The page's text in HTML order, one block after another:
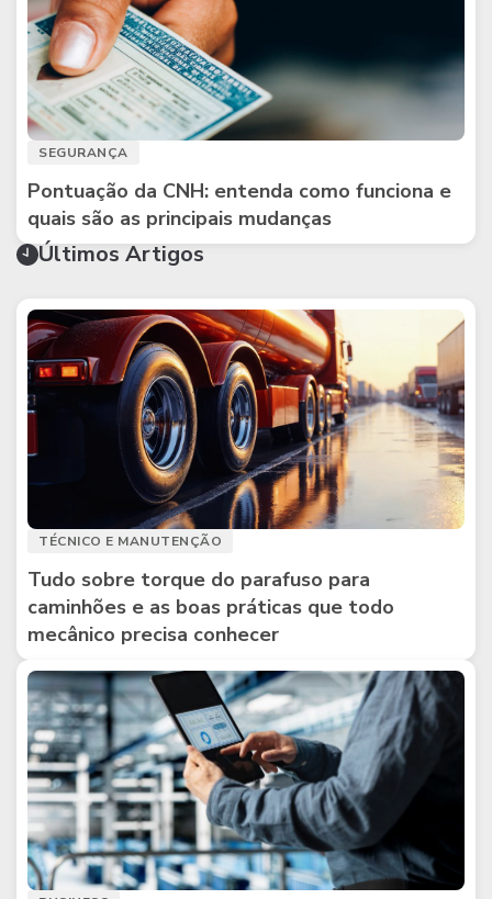
SEGURANÇA
Pontuação da CNH: entenda como funciona e
quais são as principais mudanças
Últimos Artigos
TÉCNICO E MANUTENÇÃO
Tudo sobre torque do parafuso para
caminhões e as boas práticas que todo
mecânico precisa conhecer